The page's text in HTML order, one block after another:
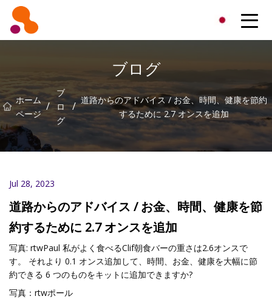
ブログ
ホーム
ページ
/
ブ
ロ
グ
/ 道路からのアドバイス / お金、時間、健康を節約
するために 2.7 オンスを追加
Jul 28, 2023
道路からのアドバイス / お金、時間、健康を節
約するために 2.7 オンスを追加
写真: rtwPaul 私がよく食べるClif朝食バーの重さは2.6オンスで
す。 それより 0.1 オンス追加して、時間、お金、健康を大幅に節
約できる 6 つのものをキットに追加できますか?
写真：rtwポール